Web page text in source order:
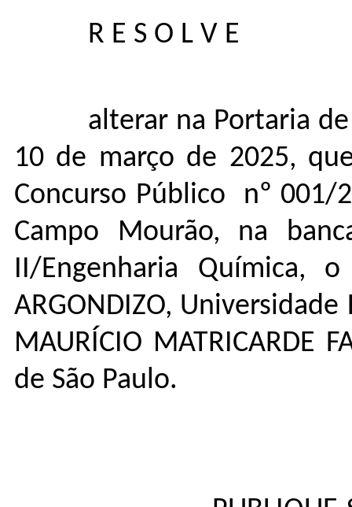
R E S O L V E
alterar na Portaria de
10 de março de 2025,
Concurso Público nº 001/
Campo Mourão, na
II/Engenharia Química, o
ARGONDIZO, Universidade
MAURÍCIO MATRICARDE
de São Paulo.